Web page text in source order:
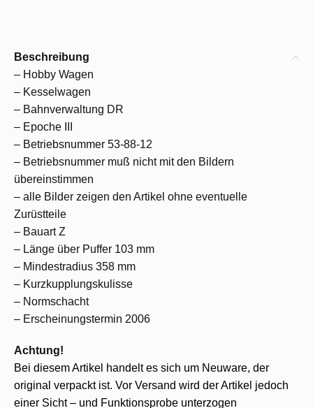
Beschreibung
– Hobby Wagen
– Kesselwagen
– Bahnverwaltung DR
– Epoche III
– Betriebsnummer 53-88-12
– Betriebsnummer muß nicht mit den Bildern
übereinstimmen
– alle Bilder zeigen den Artikel ohne eventuelle
Zurüstteile
– Bauart Z
– Länge über Puffer 103 mm
– Mindestradius 358 mm
– Kurzkupplungskulisse
– Normschacht
– Erscheinungstermin 2006
Achtung!
Bei diesem Artikel handelt es sich um Neuware, der
original verpackt ist. Vor Versand wird der Artikel jedoch
einer Sicht – und Funktionsprobe unterzogen